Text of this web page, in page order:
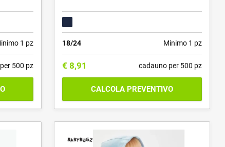
1 pz
500 pz
18/24 Minimo 1 pz
€ 8,91 cadauno per 500 pz
CALCOLA PREVENTIVO